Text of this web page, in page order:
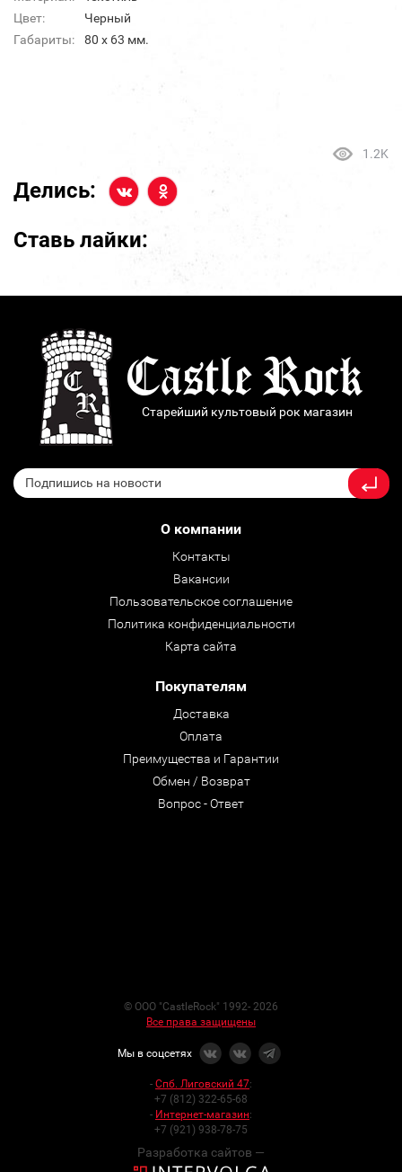
Цвет:
Черный
Габариты:
80 x 63 мм.
1.2K
Делись:
Ставь лайки:
Старейший культовый рок магазин
О компании
Контакты
Вакансии
Пользовательское соглашение
Политика конфиденциальности
Карта сайта
Покупателям
Доставка
Оплата
Преимущества и Гарантии
Обмен / Возврат
Вопрос - Ответ
© ООО "CastleRock" 1992- 2026
Все права защищены
Мы в соцсетях
- Спб. Лиговский 47:
+7 (812) 322-65-68
- Интернет-магазин:
+7 (921) 938-78-75
Разработка сайтов —